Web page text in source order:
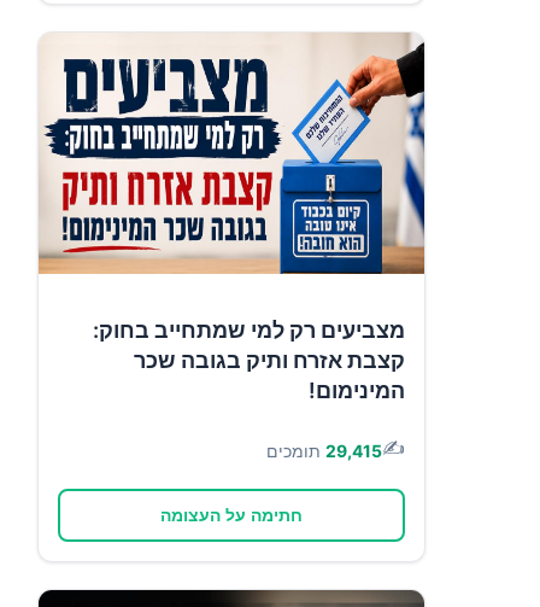
מצביעים רק למי שמתחייב בחוק:
קצבת אזרח ותיק בגובה שכר
המינימום!
✍️
29,415 תומכים
חתימה על העצומה